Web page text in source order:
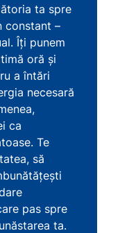
ta spre
constant –
Îți punem
oră și
a întări
necesară
ca
Te
să
pas spre
ta.